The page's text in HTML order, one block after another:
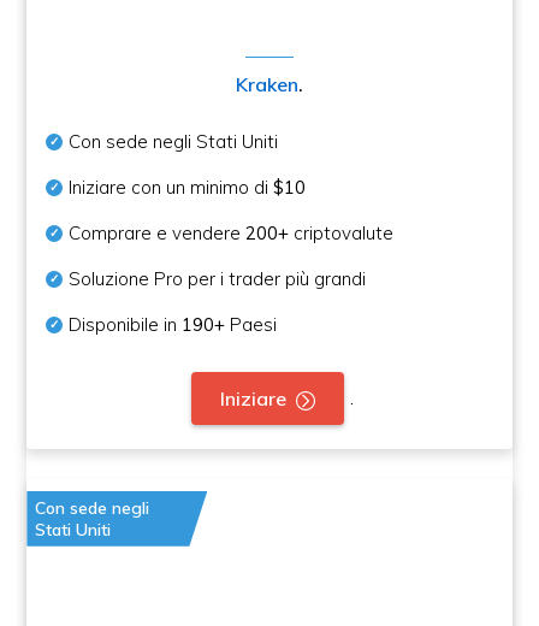
Kraken.
Con sede negli Stati Uniti
Iniziare con un minimo di$10
Comprare e vendere200+ criptovalute
Soluzione Pro per i trader più grandi
Disponibile in 190+ Paesi
Iniziare
Con sede negli
Stati Uniti